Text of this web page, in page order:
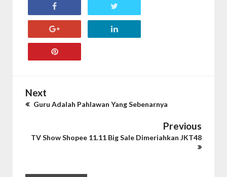
Next
Guru Adalah Pahlawan Yang Sebenarnya
Previous
TV Show Shopee 11.11 Big Sale Dimeriahkan JKT48